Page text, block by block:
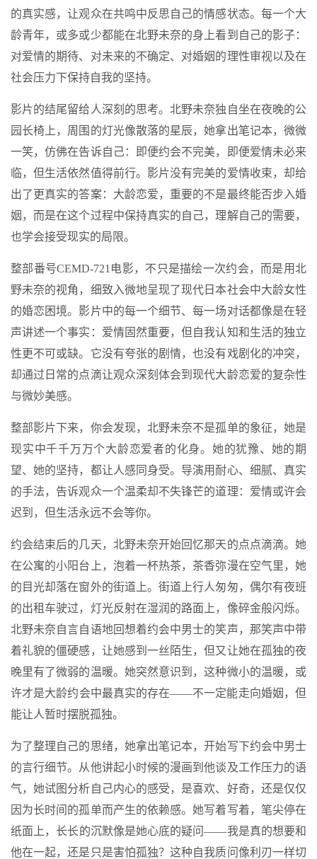
的真实感，让观众在共鸣中反思自己的情感状态。每一个大
龄青年，或多或少都能在北野未奈的身上看到自己的影子：
对爱情的期待、对未来的不确定、对婚姻的理性审视以及在
社会压力下保持自我的坚持。
影片的结尾留给人深刻的思考。北野未奈独自坐在夜晚的公
园长椅上，周围的灯光像散落的星辰，她拿出笔记本，微微
一笑，仿佛在告诉自己：即便约会不完美，即便爱情未必来
临，但生活依然值得前行。影片没有完美的爱情收束，却给
出了更真实的答案：大龄恋爱，重要的不是最终能否步入婚
姻，而是在这个过程中保持真实的自己，理解自己的需要，
也学会接受现实的局限。
整部番号CEMD-721电影，不只是描绘一次约会，而是用北
野未奈的视角，细致入微地呈现了现代日本社会中大龄女性
的婚恋困境。影片中的每一个细节、每一场对话都像是在轻
声讲述一个事实：爱情固然重要，但自我认知和生活的独立
性更不可或缺。它没有夸张的剧情，也没有戏剧化的冲突，
却通过日常的点滴让观众深刻体会到现代大龄恋爱的复杂性
与微妙美感。
整部影片下来，你会发现，北野未奈不是孤单的象征，她是
现实中千千万万个大龄恋爱者的化身。她的犹豫、她的期
望、她的坚持，都让人感同身受。导演用耐心、细腻、真实
的手法，告诉观众一个温柔却不失锋芒的道理：爱情或许会
迟到，但生活永远不会等你。
约会结束后的几天，北野未奈开始回忆那天的点点滴滴。她
在公寓的小阳台上，泡着一杯热茶，茶香弥漫在空气里，她
的目光却落在窗外的街道上。街道上行人匆匆，偶尔有夜班
的出租车驶过，灯光反射在湿润的路面上，像碎金般闪烁。
北野未奈自言自语地回想着约会中男士的笑声，那笑声中带
着礼貌的僵硬感，让她感到一丝陌生，但又让她在孤独的夜
晚里有了微弱的温暖。她突然意识到，这种微小的温暖，或
许才是大龄约会中最真实的存在——不一定能走向婚姻，但
能让人暂时摆脱孤独。
为了整理自己的思绪，她拿出笔记本，开始写下约会中男士
的言行细节。从他讲起小时候的漫画到他谈及工作压力的语
气，她试图分析自己内心的感受，是喜欢、好奇，还是仅仅
因为长时间的孤单而产生的依赖感。她写着写着，笔尖停在
纸面上，长长的沉默像是她心底的疑问——我是真的想要和
他在一起，还是只是害怕孤独？这种自我质问像利刃一样切